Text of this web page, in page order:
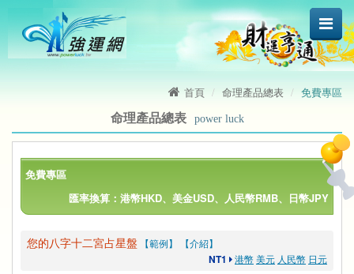
首頁 命理產品總表 免費專區
命理產品總表 power luck
免費專區
匯率換算：港幣HKD、美金USD、人民幣RMB、日幣JPY
您的八字十二宮占星盤 【範例】 【介紹】
NT1 港幣美元 人民幣 日元